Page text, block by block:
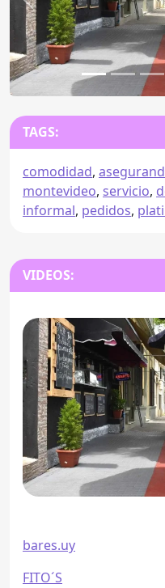
Anterior
TAGS:
comodidad,
montevideo, servicio,
informal, pedidos,
VIDEOS:
bares.uy
FITO´S